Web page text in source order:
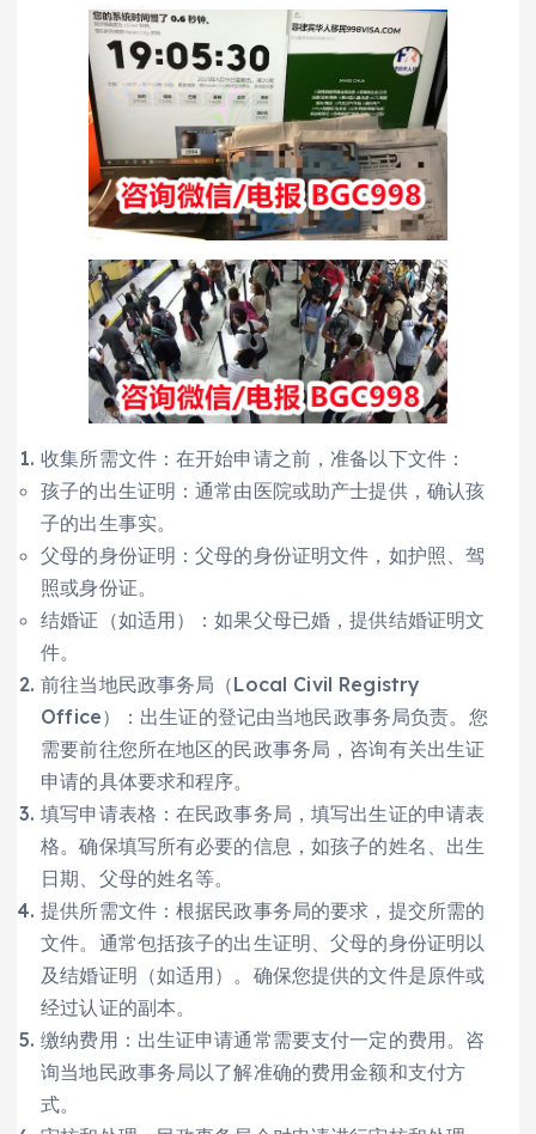
收集所需文件：在开始申请之前，准备以下文件：
孩子的出生证明：通常由医院或助产士提供，确认孩
子的出生事实。
父母的身份证明：父母的身份证明文件，如护照、驾
照或身份证。
结婚证（如适用）：如果父母已婚，提供结婚证明文
件。
前往当地民政事务局（Local Civil Registry
Office）：出生证的登记由当地民政事务局负责。您
需要前往您所在地区的民政事务局，咨询有关出生证
申请的具体要求和程序。
填写申请表格：在民政事务局，填写出生证的申请表
格。确保填写所有必要的信息，如孩子的姓名、出生
日期、父母的姓名等。
提供所需文件：根据民政事务局的要求，提交所需的
文件。通常包括孩子的出生证明、父母的身份证明以
及结婚证明（如适用）。确保您提供的文件是原件或
经过认证的副本。
缴纳费用：出生证申请通常需要支付一定的费用。咨
询当地民政事务局以了解准确的费用金额和支付方
式。